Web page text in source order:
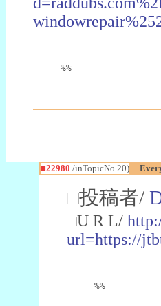
%%
■22980 /inTopicNo.20)
□投稿者/
□U R L/
url=https://
%%